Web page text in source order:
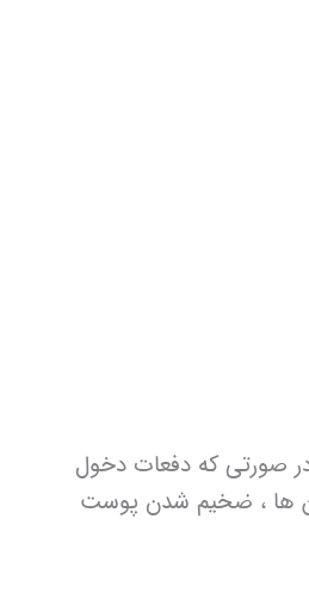
باشد نباید انتظار علایم را داشت در صورتی که دفعات دخول
ها ، ضخیم شدن پوست